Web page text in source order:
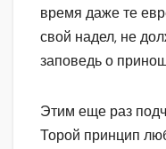
время даже те
свой надел, не
заповедь о
Этим еще раз
Торой принцип